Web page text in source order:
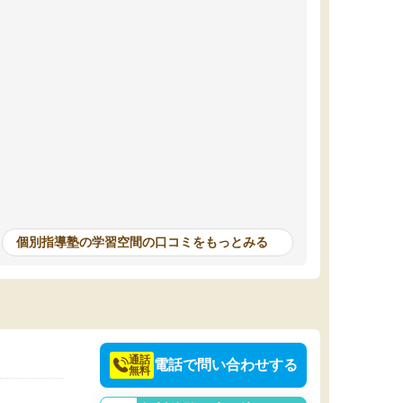
個別指導塾の学習空間の口コミをもっとみる
通話
無料 電話で問い合わせする